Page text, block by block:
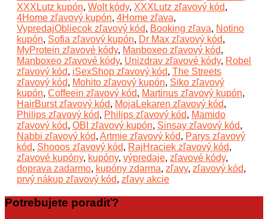
XXXLutz kupón, Wolt kódy, XXXLutz zľavový kód,
4Home zľavový kupón, 4Home zľava,
VypredajObliecok zľavový kód, Booking zľava, Notino
kupón, Sofia zľavový kupón, Dr Max zľavový kód,
MyProtein zľavové kódy, Manboxeo zľavový kód,
Manboxeo zľavové kódy, Unizdrav zľavové kódy, Robel
zľavový kód, iSexShop zľavový kód, The Streets
zľavový kód, Mohito zľavový kupón, Siko zľavový
kupón, Coffeein zľavový kód, Martinus zľavový kupón,
HairBurst zľavový kód, MojaLekaren zľavový kód,
Philips zľavový kód, Philips zľavový kód, Mamido
zľavový kód, OBI zľavový kupón, Sinsay zľavový kód,
Nabbi zľavový kód, Artmie zľavový kód, Parys zľavový
kód, Shooos zľavový kód, RajHraciek zľavový kód,
zľavové kupóny, kupóny, výpredaje, zľavové kódy,
doprava zadarmo, kupóny zdarma, zľavy, zľavový kód,
prvý nákup zľavový kód, zľavy akcie
Potrebujete poradiť?